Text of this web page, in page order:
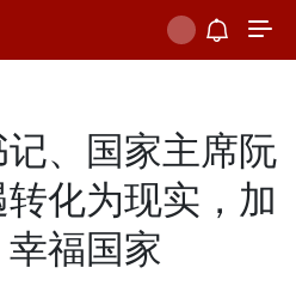
、国家主席阮
化为现实，加
福国家